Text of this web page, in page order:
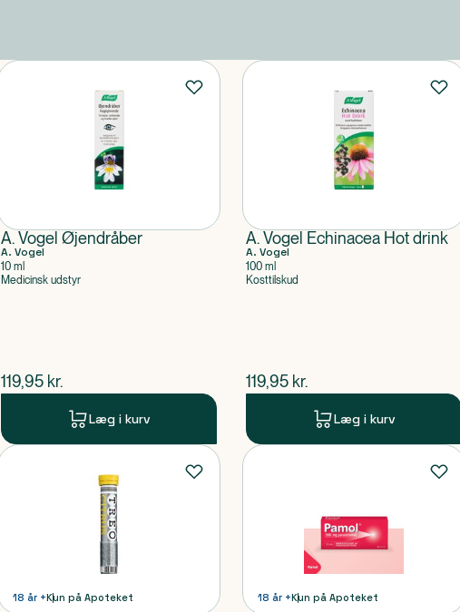
A. Vogel Øjendråber
A. Vogel
10 ml
Medicinsk udstyr
$nuværende pris
119,95 kr.
Læg i kurv
A. Vogel Echinacea Hot drink
A. Vogel
100 ml
Kosttilskud
$nuværende pris
119,95 kr.
Læg i kurv
18 år +Kun på Apoteket 18 år +Kun på Apoteket